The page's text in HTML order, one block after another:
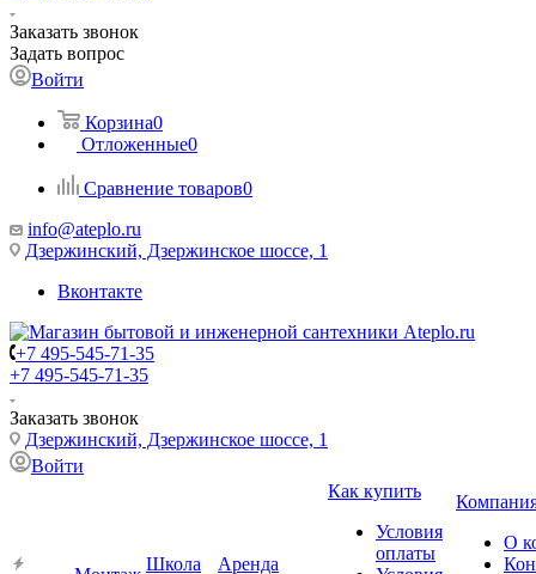
Заказать звонок
Задать вопрос
Войти
Корзина0
Отложенные0
Сравнение товаров0
info@ateplo.ru
Дзержинский, Дзержинское шоссе, 1
Вконтакте
+7 495-545-71-35
+7 495-545-71-35
Заказать звонок
Дзержинский, Дзержинское шоссе, 1
Войти
Школа
Аренда
Как купить
Условия
оплаты
О